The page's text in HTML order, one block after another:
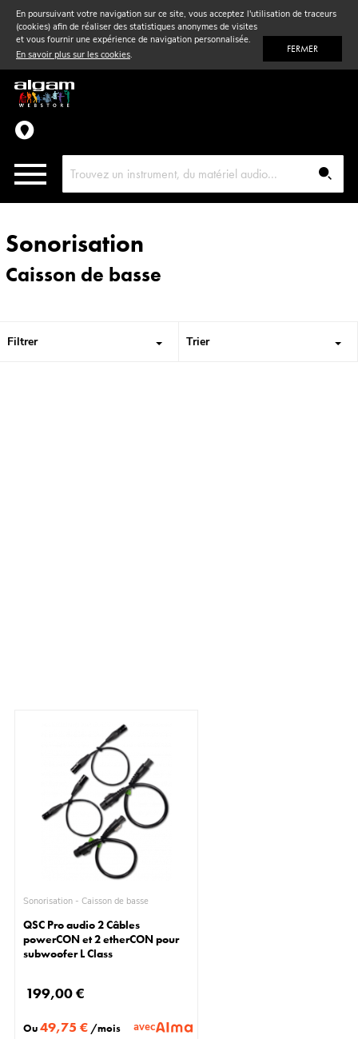
En poursuivant votre navigation sur ce site, vous acceptez l'utilisation de traceurs
(cookies) afin de réaliser des statistiques anonymes de visites
et vous fournir une expérience de navigation personnalisée.
En savoir plus sur les cookies. FERMER
Vent& Violon
Accessoires
Pièces détachées
Sonorisation
Caisson de basse
Sonorisation - Caisson de basse
QSC Pro audio 2 Câbles
powerCON et 2 etherCON pour
subwoofer L Class
199,00 €
Ou49,75 € /mois avec
Trier
Filtrer